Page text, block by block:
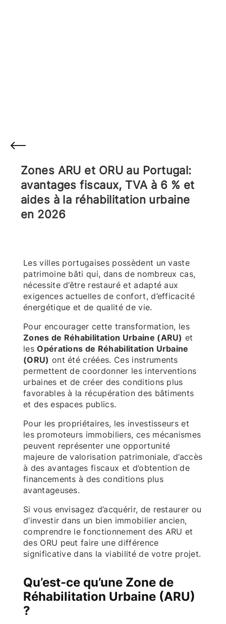
Zones ARU et ORU au Portugal:
avantages fiscaux, TVA à 6 % et
aides à la réhabilitation urbaine
en 2026
Les villes portugaises possèdent un vaste
patrimoine bâti qui, dans de nombreux cas,
nécessite d’être restauré et adapté aux
exigences actuelles de confort, d’efficacité
énergétique et de qualité de vie.
Pour encourager cette transformation, les
Zones de Réhabilitation Urbaine (ARU) et
lesOpérations de Réhabilitation Urbaine
(ORU) ont été créées. Ces instruments
permettent de coordonner les interventions
urbaines et de créer des conditions plus
favorables à la récupération des bâtiments
et des espaces publics.
Pour les propriétaires, les investisseurs et
les promoteurs immobiliers, ces mécanismes
peuvent représenter une opportunité
majeure de valorisation patrimoniale, d’accès
à des avantages fiscaux et d’obtention de
financements à des conditions plus
avantageuses.
Si vous envisagez d’acquérir, de restaurer ou
d’investir dans un bien immobilier ancien,
comprendre le fonctionnement des ARU et
des ORU peut faire une différence
significative dans la viabilité de votre projet.
Qu’est-ce qu’une Zone de
Réhabilitation Urbaine (ARU)
?